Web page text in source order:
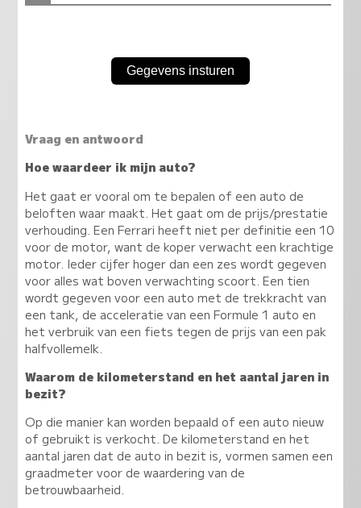
Vraag en antwoord
Hoe waardeer ik mijn auto?
Het gaat er vooral om te bepalen of een auto de
beloften waar maakt. Het gaat om de prijs/prestatie
verhouding. Een Ferrari heeft niet per definitie een 10
voor de motor, want de koper verwacht een krachtige
motor. Ieder cijfer hoger dan een zes wordt gegeven
voor alles wat boven verwachting scoort. Een tien
wordt gegeven voor een auto met de trekkracht van
een tank, de acceleratie van een Formule 1 auto en
het verbruik van een fiets tegen de prijs van een pak
halfvollemelk.
Waarom de kilometerstand en het aantal jaren in
bezit?
Op die manier kan worden bepaald of een auto nieuw
of gebruikt is verkocht. De kilometerstand en het
aantal jaren dat de auto in bezit is, vormen samen een
graadmeter voor de waardering van de
betrouwbaarheid.